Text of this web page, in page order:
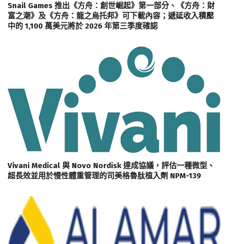
Snail Games 推出《方舟：創世崛起》第一部分、《方舟：財
富之潮》及《方舟：龍之烏托邦》可下載內容；遞延收入積壓
中的 1,100 萬美元將於 2026 年第三季度確認
Vivani Medical 與 Novo Nordisk 達成協議，評估一種微型、
超長效並用於慢性體重管理的司美格魯肽植入劑 NPM-139